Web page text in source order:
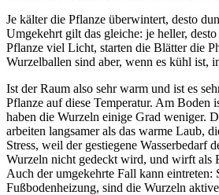
Je kälter die Pflanze überwintert, desto
Umgekehrt gilt das gleiche: je heller,
Pflanze viel Licht, starten die Blätter die
Wurzelballen sind aber, wenn es kühl ist,
Ist der Raum also sehr warm und ist es
Pflanze auf diese Temperatur. Am Boden
haben die Wurzeln einige Grad weniger.
arbeiten langsamer als das warme Laub,
Stress, weil der gestiegene Wasserbedarf
Wurzeln nicht gedeckt wird, und wirft als
Auch der umgekehrte Fall kann eintreten:
Fußbodenheizung, sind die Wurzeln